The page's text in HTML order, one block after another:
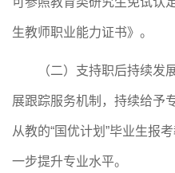
生教师职业能力证书》。
（二）支持职后持续发
展跟踪服务机制，持续给予
从教的“国优计划”毕业生报
一步提升专业水平。